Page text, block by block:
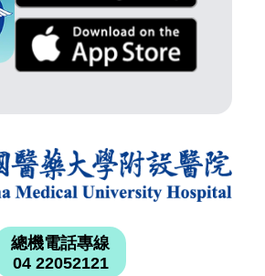
總機電話專線
04 22052121